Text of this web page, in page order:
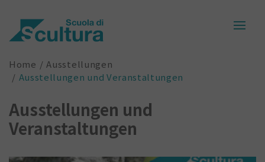
Home
Ausstellungen
Ausstellungen und Veranstaltungen
Ausstellungen und
Veranstaltungen